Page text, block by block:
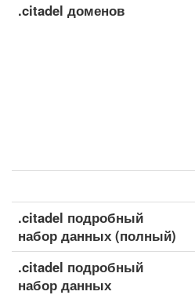
.citadel доменов
.citadel подробный
набор данных (полный)
.citadel подробный
набор данных